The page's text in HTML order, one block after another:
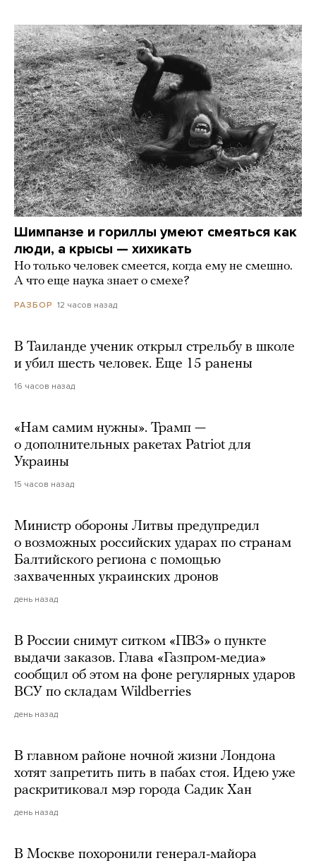
Шимпанзе и гориллы умеют смеяться как
люди, а крысы — хихикать
Но только человек смеется, когда ему не смешно.
А что еще наука знает о смехе?
РАЗБОР 12 часов назад
В Таиланде ученик открыл стрельбу в школе
и убил шесть человек. Еще 15 ранены
16 часов назад
«Нам самим нужны». Трамп —
о дополнительных ракетах Patriot для
Украины
15 часов назад
Министр обороны Литвы предупредил
о возможных российских ударах по странам
Балтийского региона с помощью
захваченных украинских дронов
день назад
В России снимут ситком «ПВЗ» о пункте
выдачи заказов. Глава «Газпром-медиа»
сообщил об этом на фоне регулярных ударов
ВСУ по складам Wildberries
день назад
В главном районе ночной жизни Лондона
хотят запретить пить в пабах стоя. Идею уже
раскритиковал мэр города Садик Хан
день назад
В Москве похоронили генерал-майора